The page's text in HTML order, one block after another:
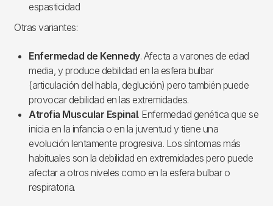
espasticidad
Otras variantes:
Enfermedad de Kennedy. Afecta a varones de edad
media, y produce debilidad en la esfera bulbar
(articulación del habla, deglución) pero también puede
provocar debilidad en las extremidades.
Atrofia Muscular Espinal. Enfermedad genética que se
inicia en la infancia o en la juventud y tiene una
evolución lentamente progresiva. Los síntomas más
habituales son la debilidad en extremidades pero puede
afectar a otros niveles como en la esfera bulbar o
respiratoria.